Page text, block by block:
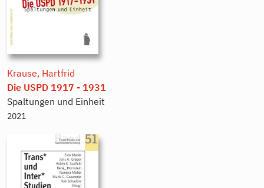
Krause, Hartfrid
Die USPD 1917 - 1931
Spaltungen und Einheit
2021